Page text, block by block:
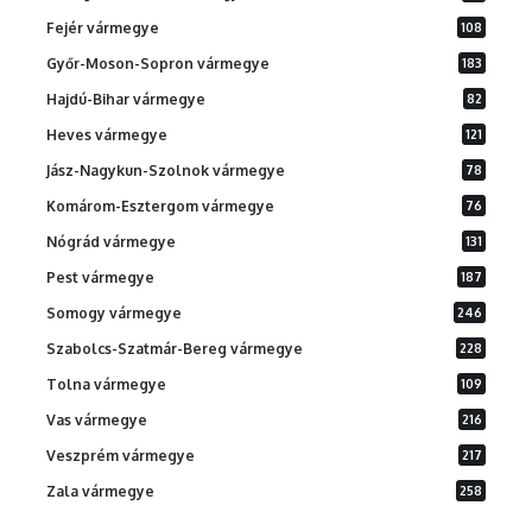
Fejér vármegye 108
Győr-Moson-Sopron vármegye 183
Hajdú-Bihar vármegye 82
Heves vármegye 121
Jász-Nagykun-Szolnok vármegye 78
Komárom-Esztergom vármegye 76
Nógrád vármegye 131
Pest vármegye 187
Somogy vármegye 246
Szabolcs-Szatmár-Bereg vármegye 228
Tolna vármegye 109
Vas vármegye 216
Veszprém vármegye 217
Zala vármegye 258